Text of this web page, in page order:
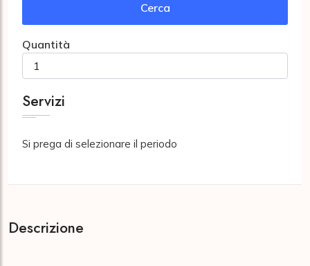
Cerca
Quantità
Servizi
Si prega di selezionare il periodo
Descrizione